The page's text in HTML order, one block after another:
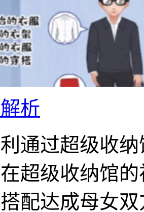
析
通过超级收
超级收纳馆
配达成母女